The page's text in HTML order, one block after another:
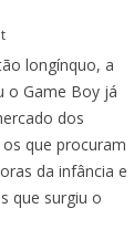
longínquo, a
o Game Boy já
dos
que procuram
da infância e
que surgiu o